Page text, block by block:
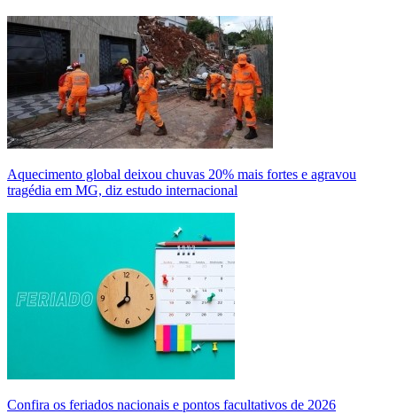
Aquecimento global deixou chuvas 20% mais fortes e agravou
tragédia em MG, diz estudo internacional
Confira os feriados nacionais e pontos facultativos de 2026